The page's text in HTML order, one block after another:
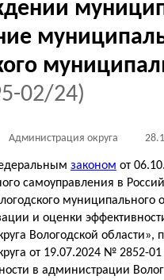
02/24)
Администрация округа
законом от
самоуправления в
муниципального
и оценки
Вологодской
от 19.07.2024 № 2852-
в администрации